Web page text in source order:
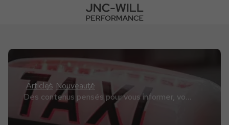
Articles Nouveauté
Des contenus pensés pour vous informer, vous inspirer, vous guider